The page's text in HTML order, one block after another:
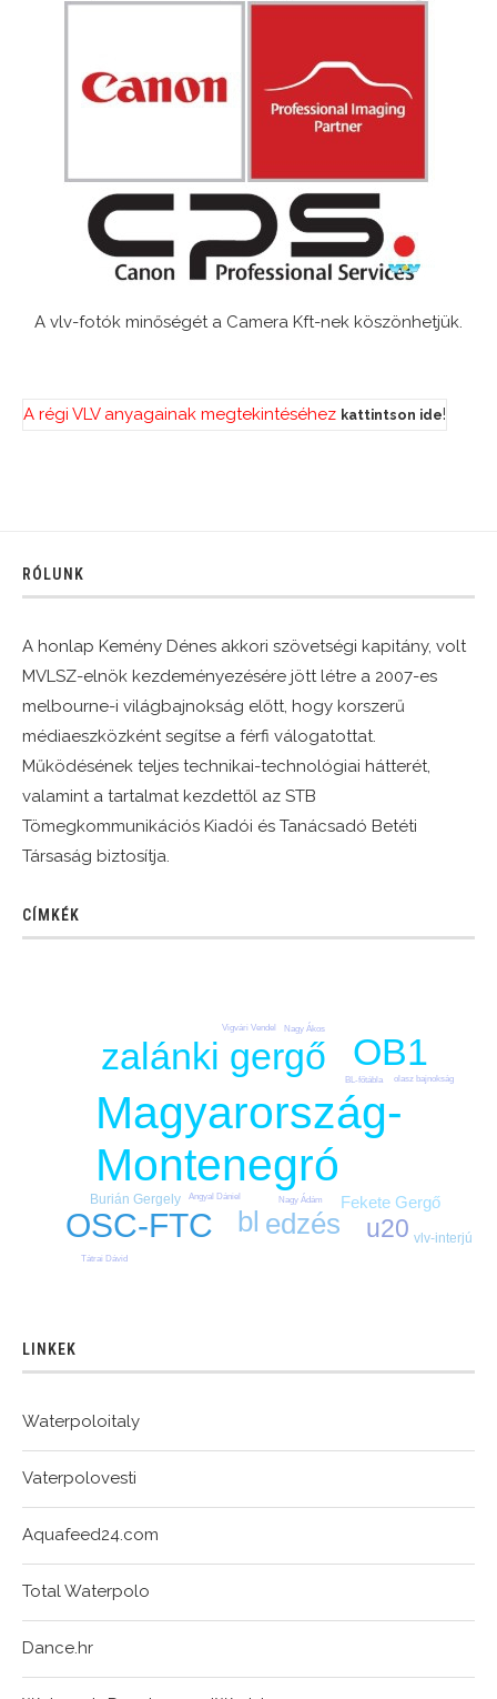
A vlv-fotók minőségét a Camera Kft-nek köszönhetjük.
A régi VLV anyagainak megtekintéséhez kattintson ide!
RÓLUNK
A honlap Kemény Dénes akkori szövetségi kapitány, volt
MVLSZ-elnök kezdeményezésére jött létre a 2007-es
melbourne-i világbajnokság előtt, hogy korszerű
médiaeszközként segítse a férfi válogatottat.
Működésének teljes technikai-technológiai hátterét,
valamint a tartalmat kezdettől az STB
Tömegkommunikációs Kiadói és Tanácsadó Betéti
Társaság biztosítja.
CÍMKÉK
Magyarország-
Montenegró
OB1
zalánki gergő
OSC-FTC bl edzés u20
Fekete Gergő
Burián Gergely
vlv-interjú
Angyal Dániel
BL-főtábla
Nagy Ádám
Nagy Ákos
olasz bajnokság
Tátrai Dávid
Vigvári Vendel
LINKEK
Waterpoloitaly
Vaterpolovesti
Aquafeed24.com
Total Waterpolo
Dance.hr